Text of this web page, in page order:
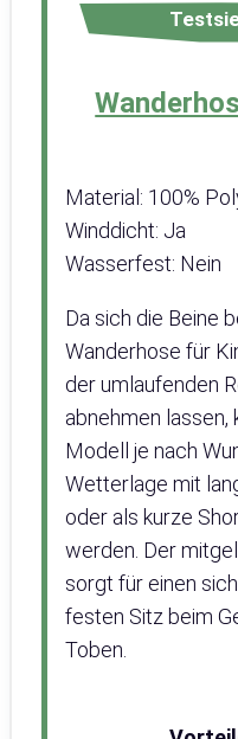
Material: 100%
Winddicht: Ja
Wasserfest: Nein
Da sich die Beine
Wanderhose für
der umlaufenden
abnehmen lassen,
Modell je nach
Wetterlage mit
oder als kurze
werden. Der
sorgt für einen
festen Sitz beim
Toben.